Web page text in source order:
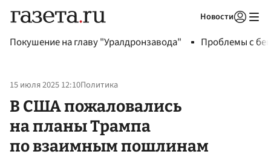
Новости
Покушение на главу "Уралдронзавода" Проблемы с
15 июля 2025 12:10Политика
В США пожаловались
на планы Трампа
по взаимным пошлинам